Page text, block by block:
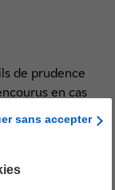
de prudence
en cas
aux abords
Bretagne et
abords des
sans accepter